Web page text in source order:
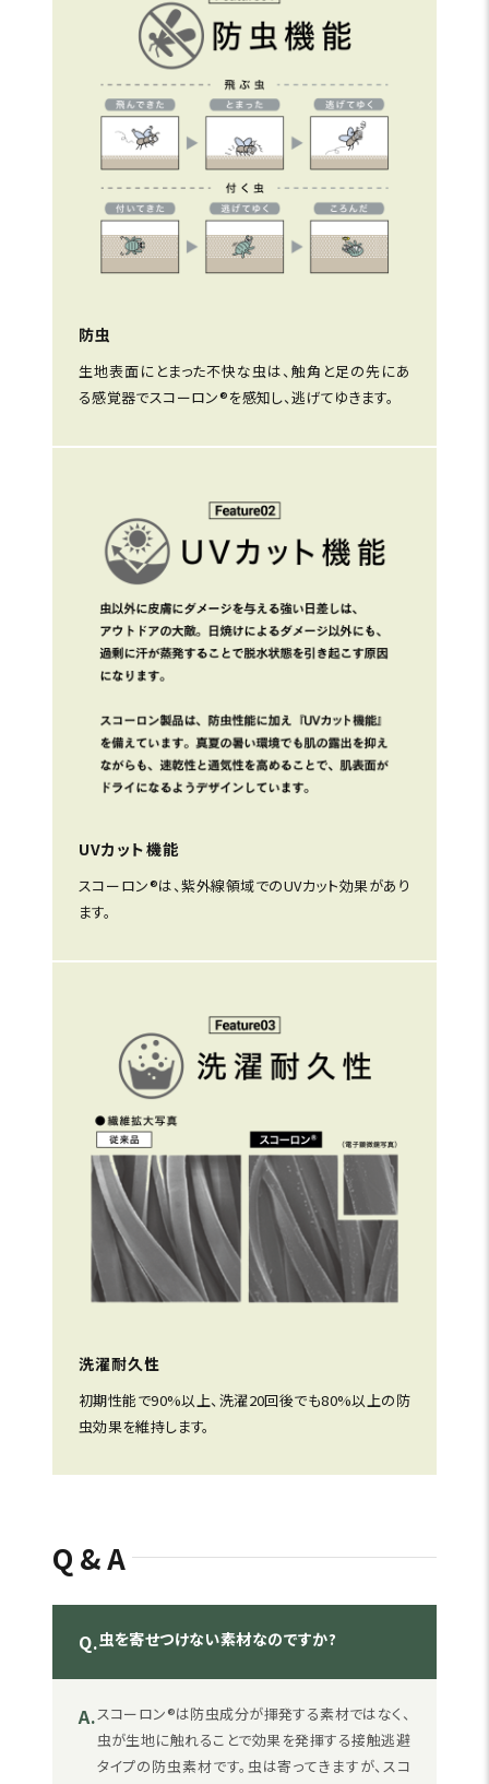
防虫
生地表面にとまった不快な虫は、触角と足の先にあ
る感覚器でスコーロン®を感知し、逃げてゆきます。
UVカット機能
スコーロン®は、紫外線領域でのUVカット効果があり
ます。
洗濯耐久性
初期性能で90%以上、洗濯20回後でも80%以上の防
虫効果を維持します。
Q&A
Q.虫を寄せつけない素材なのですか?
A.スコーロン®は防虫成分が揮発する素材ではなく、
虫が生地に触れることで効果を発揮する接触逃避
タイプの防虫素材です。虫は寄ってきますが、スコ